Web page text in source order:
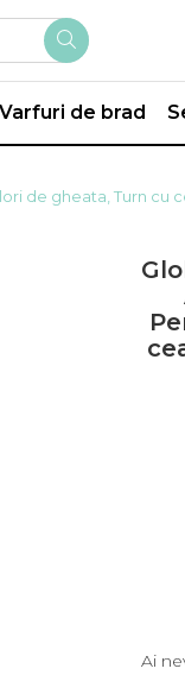
Varfuri de brad
de gheata, Turn cu
Ai